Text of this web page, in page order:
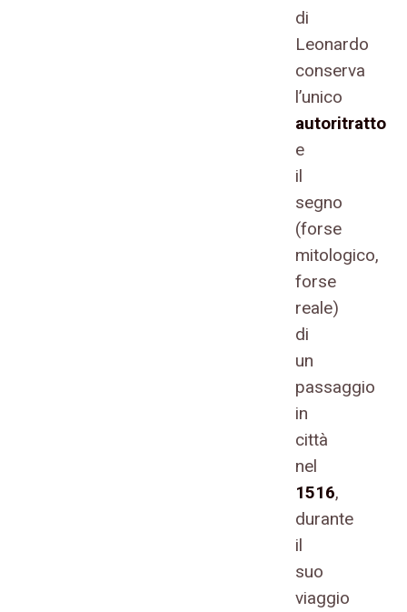
di
Leonardo
conserva
l’unico
autoritratto
e
il
segno
(forse
mitologico,
forse
reale)
di
un
passaggio
in
città
nel
1516,
durante
il
suo
viaggio